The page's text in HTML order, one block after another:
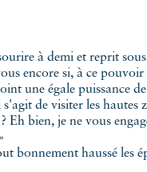
à demi et reprit
encore si, à ce
une égale puissance
de visiter les hautes
? Eh bien, je ne vous
bonnement haussé les